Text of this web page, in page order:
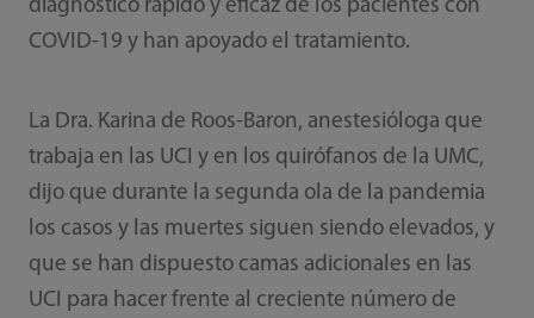
diagnóstico rápido y eficaz de los pacientes con
COVID-19 y han apoyado el tratamiento.
La Dra. Karina de Roos-Baron, anestesióloga que
trabaja en las UCI y en los quirófanos de la UMC,
dijo que durante la segunda ola de la pandemia
los casos y las muertes siguen siendo elevados, y
que se han dispuesto camas adicionales en las
UCI para hacer frente al creciente número de